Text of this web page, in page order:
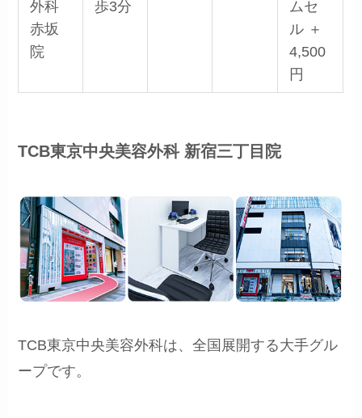
外科
赤坂
院
歩3分
ムセ
ル ＋
4,500
円
TCB東京中央美容外科 新宿三丁目院
TCB東京中央美容外科は、全国展開する大手グル
ープです。